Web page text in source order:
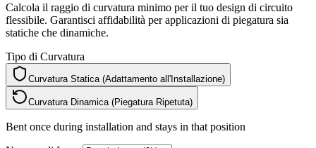
Calcola il raggio di curvatura minimo per il tuo design di circuito
flessibile. Garantisci affidabilità per applicazioni di piegatura sia
statiche che dinamiche.
Tipo di Curvatura
Curvatura Statica (Adattamento all'Installazione)
Curvatura Dinamica (Piegatura Ripetuta)
Bent once during installation and stays in that position